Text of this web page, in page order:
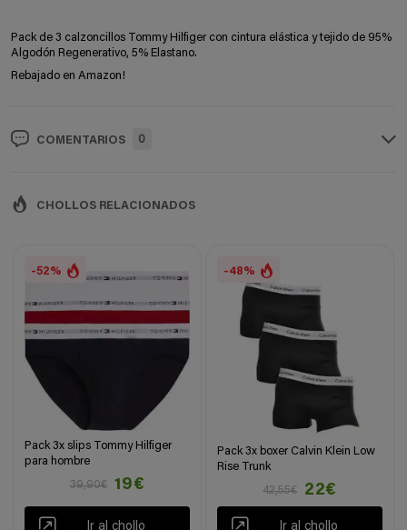
Pack de 3 calzoncillos Tommy Hilfiger con cintura elástica y tejido de 95%
Algodón Regenerativo, 5% Elastano.
Rebajado en Amazon!
COMENTARIOS 0
CHOLLOS RELACIONADOS
-52%
Pack 3x slips Tommy Hilfiger
para hombre
39,90€
19€
Ir al chollo
-48%
Pack 3x boxer Calvin Klein Low
Rise Trunk
42,55€
22€
Ir al chollo